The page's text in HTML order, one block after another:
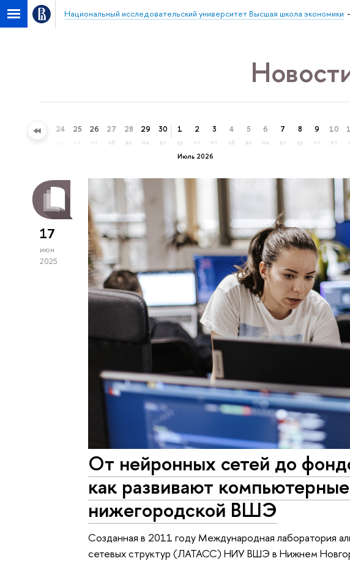
Национальный исследовательский университет Высшая школа экономики
23 24 25 26
пт
27
сб
28
вс
29
пн
30
вт
Июль 2026
1
ср
2
чт
3
пт
4
сб
5
вс
6
пн
7
вт
8
ср
9
чт
10
пт
17
июн
2025
От нейронных сетей до
как развивают
нижегородской ВШЭ
Созданная в 2011 году Международная лаборатория
сетевых структур (ЛАТАСС) НИУ ВШЭ в Нижнем